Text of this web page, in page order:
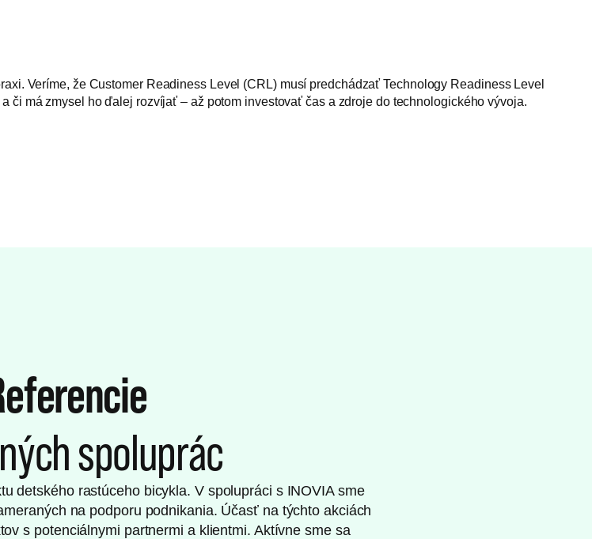
Veríme, že Customer Readiness Level (CRL) musí predchádzať Technology Readiness Level
či má zmysel ho ďalej rozvíjať – až potom investovať čas a zdroje do technologického vývoja.
spoluprác
detského rastúceho bicykla. V spolupráci s INOVIA sme
na podporu podnikania. Účasť na týchto akciách
s potenciálnymi partnermi a klientmi. Aktívne sme sa